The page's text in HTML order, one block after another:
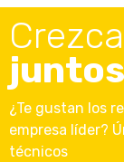
juntos
¿Te gustan los
empresa líder?
técnicos